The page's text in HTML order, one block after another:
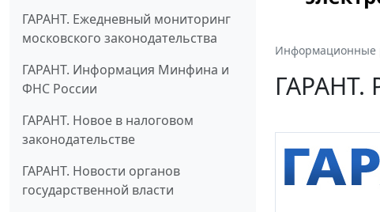
ГАРАНТ. Ежедневный мониторинг
московского законодательства
ГАРАНТ. Информация Минфина и
ФНС России
ГАРАНТ. Новое в налоговом
законодательстве
ГАРАНТ. Новости органов
государственной власти
Информационные
ГАРАНТ.